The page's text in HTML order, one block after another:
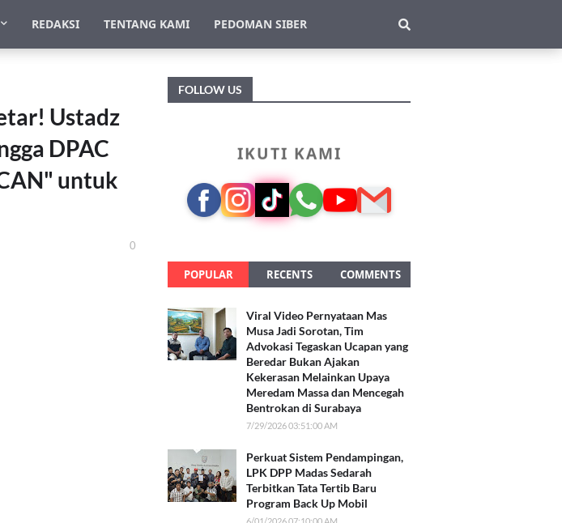
REDAKSI TENTANG KAMI PEDOMAN SIBER
Ustadz
DPAC
untuk
0
FOLLOW US
IKUTI KAMI
POPULAR RECENTS COMMENTS
Viral Video Pernyataan Mas
Musa Jadi Sorotan, Tim
Advokasi Tegaskan Ucapan yang
Beredar Bukan Ajakan
Kekerasan Melainkan Upaya
Meredam Massa dan Mencegah
Bentrokan di Surabaya
7/29/2026 03:51:00 AM
Perkuat Sistem Pendampingan,
LPK DPP Madas Sedarah
Terbitkan Tata Tertib Baru
Program Back Up Mobil